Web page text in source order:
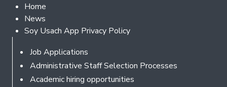
Footer 2
Home
News
Soy Usach App Privacy Policy
Footer
Job Applications
Administrative Staff Selection Processes
Academic hiring opportunities